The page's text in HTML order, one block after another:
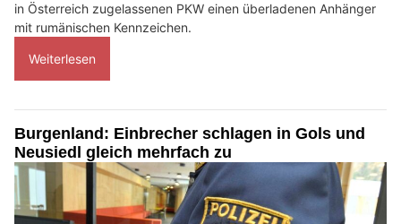
in Österreich zugelassenen PKW einen überladenen Anhänger
mit rumänischen Kennzeichen.
Weiterlesen
Burgenland: Einbrecher schlagen in Gols und
Neusiedl gleich mehrfach zu